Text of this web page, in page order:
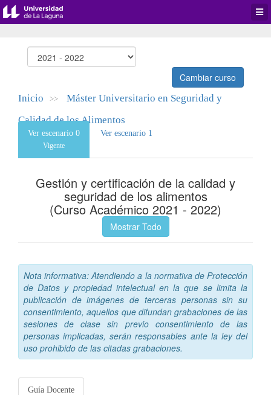
Cambiar curso
Inicio >>
Máster Universitario en Seguridad y
Calidad de los Alimentos
Ver escenario 0
Vigente
Ver escenario 1
Gestión y certificación de la calidad y
seguridad de los alimentos
(Curso Académico 2021 - 2022)
Mostrar Todo
Nota informativa: Atendiendo a la normativa de Protección
de Datos y propiedad intelectual en la que se limita la
publicación de imágenes de terceras personas sin su
consentimiento, aquellos que difundan grabaciones de las
sesiones de clase sin previo consentimiento de las
personas implicadas, serán responsables ante la ley del
uso prohibido de las citadas grabaciones.
Guía Docente